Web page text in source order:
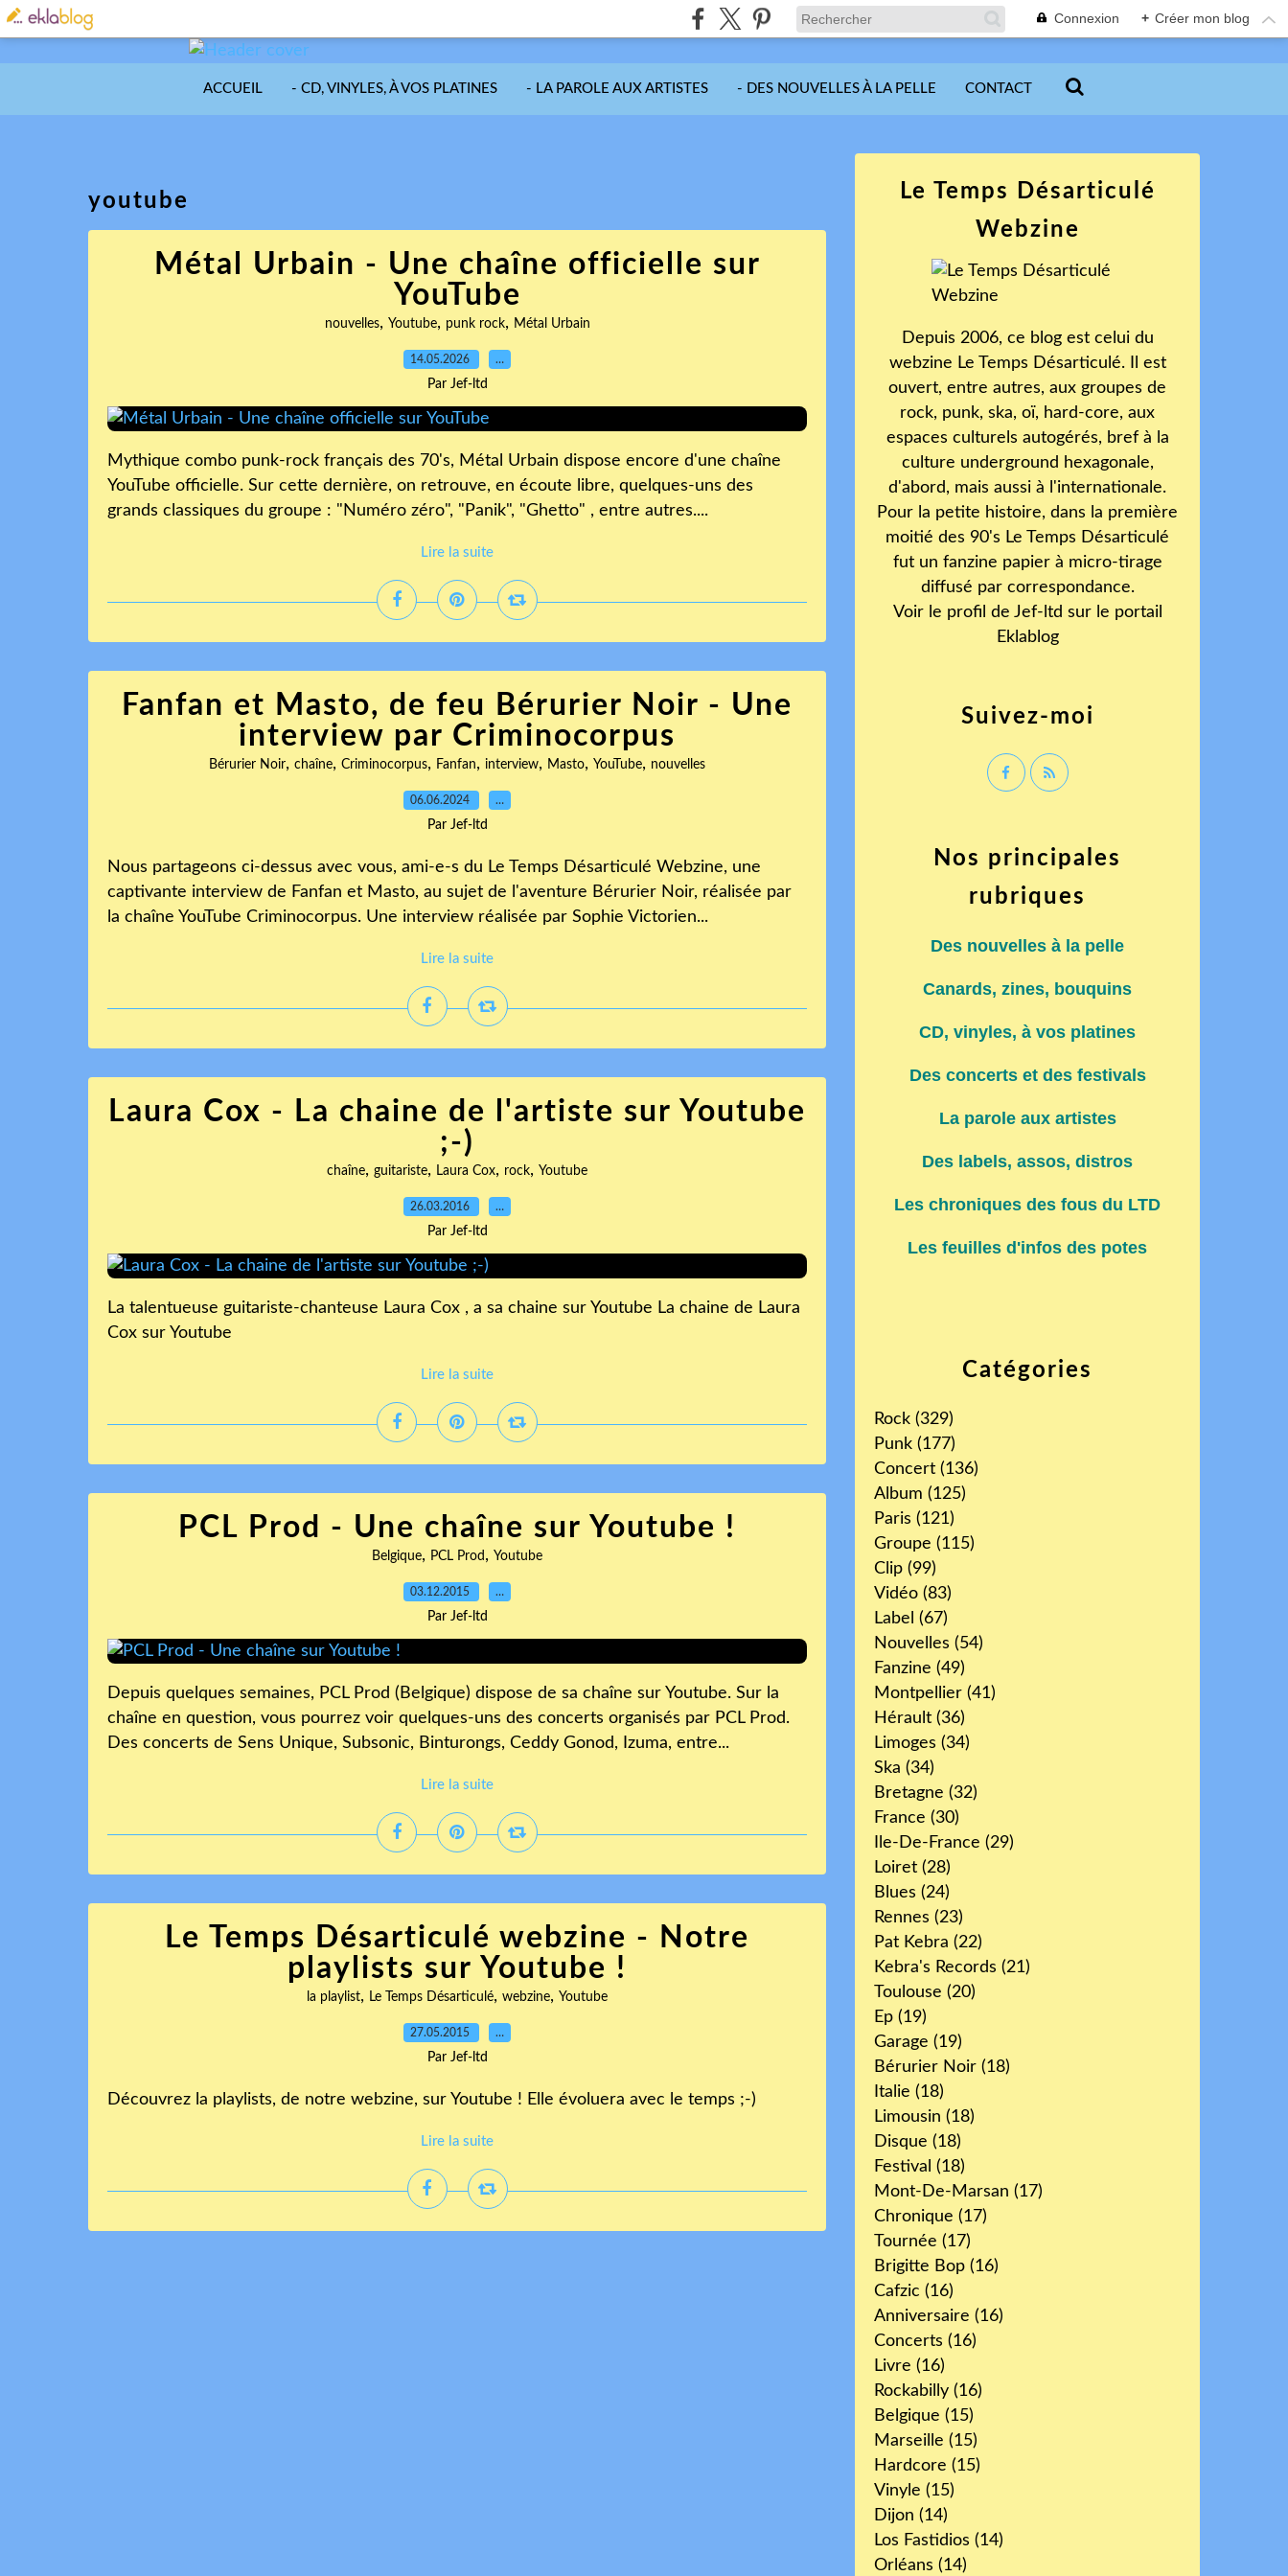
Connexion + Créer mon blog
ACCUEIL - CD, VINYLES, À VOS PLATINES - LA PAROLE AUX ARTISTES - DES NOUVELLES À LA PELLE CONTACT
youtube
Métal Urbain - Une chaîne officielle sur
YouTube
nouvelles, Youtube, punk rock, Métal Urbain
14.05.2026 …
Par Jef-ltd
Mythique combo punk-rock français des 70's, Métal Urbain dispose encore d'une chaîne
YouTube officielle. Sur cette dernière, on retrouve, en écoute libre, quelques-uns des
grands classiques du groupe : "Numéro zéro", "Panik", "Ghetto" , entre autres....
Lire la suite
Fanfan et Masto, de feu Bérurier Noir - Une
interview par Criminocorpus
Bérurier Noir, chaîne, Criminocorpus, Fanfan, interview, Masto, YouTube, nouvelles
06.06.2024 …
Par Jef-ltd
Nous partageons ci-dessus avec vous, ami-e-s du Le Temps Désarticulé Webzine, une
captivante interview de Fanfan et Masto, au sujet de l'aventure Bérurier Noir, réalisée par
la chaîne YouTube Criminocorpus. Une interview réalisée par Sophie Victorien...
Lire la suite
Laura Cox - La chaine de l'artiste sur Youtube
;-)
chaîne, guitariste, Laura Cox, rock, Youtube
26.03.2016 …
Par Jef-ltd
La talentueuse guitariste-chanteuse Laura Cox , a sa chaine sur Youtube La chaine de Laura
Cox sur Youtube
Lire la suite
PCL Prod - Une chaîne sur Youtube !
Belgique, PCL Prod , Youtube
03.12.2015 …
Par Jef-ltd
Depuis quelques semaines, PCL Prod (Belgique) dispose de sa chaîne sur Youtube. Sur la
chaîne en question, vous pourrez voir quelques-uns des concerts organisés par PCL Prod.
Des concerts de Sens Unique, Subsonic, Binturongs, Ceddy Gonod, Izuma, entre...
Lire la suite
Le Temps Désarticulé webzine - Notre
playlists sur Youtube !
la playlist, Le Temps Désarticulé, webzine, Youtube
27.05.2015 …
Par Jef-ltd
Découvrez la playlists, de notre webzine, sur Youtube ! Elle évoluera avec le temps ;-)
Lire la suite
Catégories
Rock (329)
Punk (177)
Concert (136)
Album (125)
Paris (121)
Groupe (115)
Clip (99)
Vidéo (83)
Label (67)
Nouvelles (54)
Fanzine (49)
Montpellier (41)
Hérault (36)
Limoges (34)
Ska (34)
Bretagne (32)
France (30)
Ile-De-France (29)
Loiret (28)
Blues (24)
Rennes (23)
Pat Kebra (22)
Kebra's Records (21)
Toulouse (20)
Ep (19)
Garage (19)
Bérurier Noir (18)
Italie (18)
Limousin (18)
Disque (18)
Festival (18)
Mont-De-Marsan (17)
Chronique (17)
Tournée (17)
Brigitte Bop (16)
Cafzic (16)
Anniversaire (16)
Concerts (16)
Livre (16)
Rockabilly (16)
Belgique (15)
Marseille (15)
Hardcore (15)
Vinyle (15)
Dijon (14)
Los Fastidios (14)
Orléans (14)
Le Temps Désarticulé
Webzine
Depuis 2006, ce blog est celui du
webzine Le Temps Désarticulé. Il est
ouvert, entre autres, aux groupes de
rock, punk, ska, oï, hard-core, aux
espaces culturels autogérés, bref à la
culture underground hexagonale,
d'abord, mais aussi à l'internationale.
Pour la petite histoire, dans la première
moitié des 90's Le Temps Désarticulé
fut un fanzine papier à micro-tirage
diffusé par correspondance.
Voir le profil de Jef-ltd sur le portail
Eklablog
Suivez-moi
Nos principales
rubriques
Des nouvelles à la pelle
Canards, zines, bouquins
CD, vinyles, à vos platines
Des concerts et des festivals
La parole aux artistes
Des labels, assos, distros
Les chroniques des fous du LTD
Les feuilles d'infos des potes